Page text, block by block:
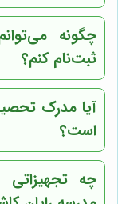
چگونه
ثبت‌نام کنم؟
آیا مدرک
است؟
چه